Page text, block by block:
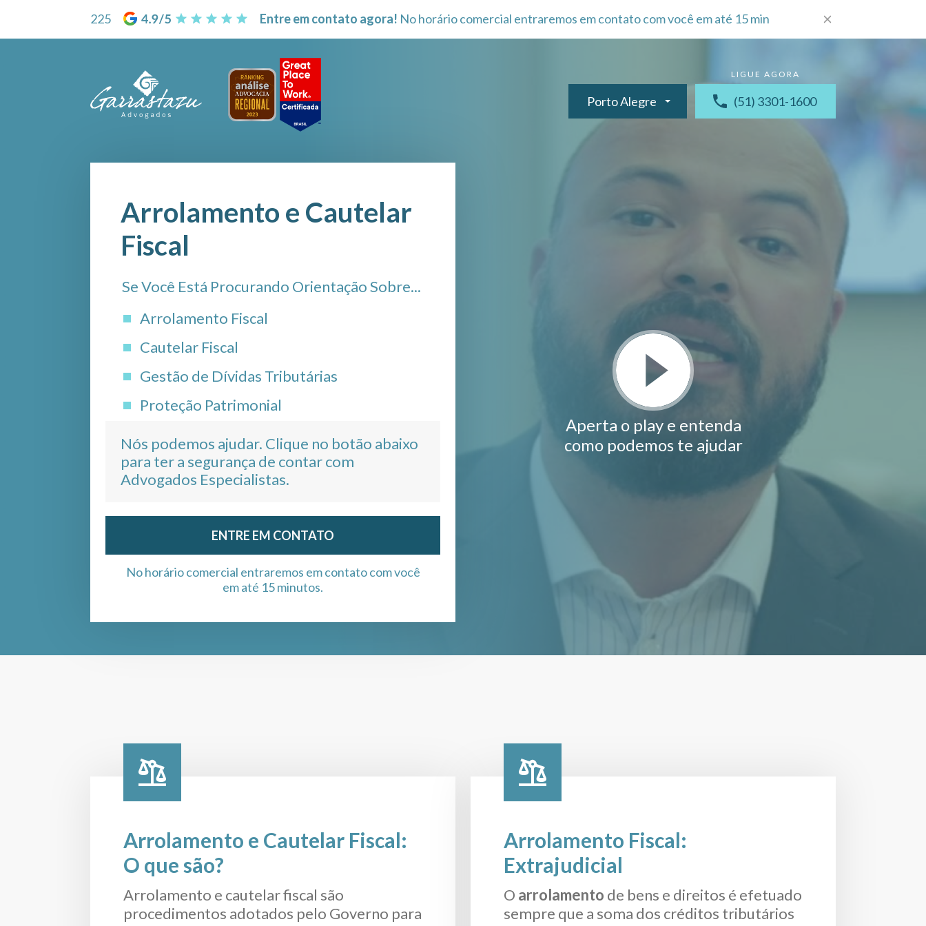
225 Entre em contato agora! No horário comercial entraremos em contato com você em até 15 min
Porto Alegre (51) 3301-1600
Arrolamento e Cautelar
Fiscal
Se Você Está Procurando Orientação Sobre...
Arrolamento Fiscal
Cautelar Fiscal
Gestão de Dívidas Tributárias
Proteção Patrimonial
Nós podemos ajudar. Clique no botão abaixo
para ter a segurança de contar com
Advogados Especialistas.
ENTRE EM CONTATO
No horário comercial entraremos em contato com você
em até 15 minutos.
Aperta o play e entenda
como podemos te ajudar
Arrolamento e Cautelar Fiscal:
O que são?
Arrolamento e cautelar fiscal são
procedimentos adotados pelo Governo para
Arrolamento Fiscal:
Extrajudicial
O arrolamento de bens e direitos é efetuado
sempre que a soma dos créditos tributários